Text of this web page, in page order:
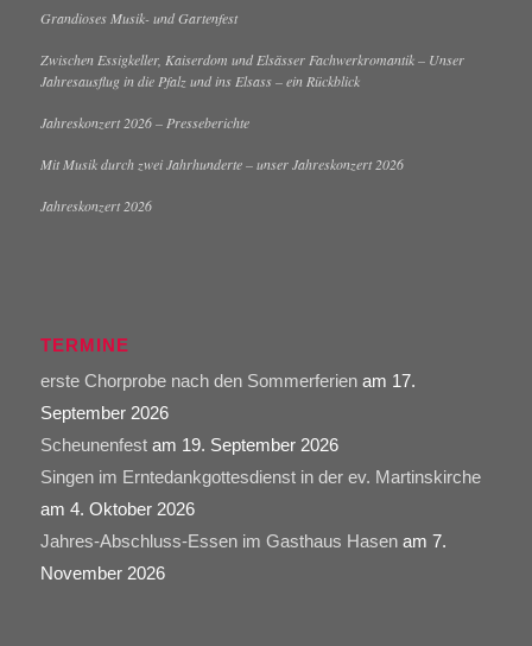
Grandioses Musik- und Gartenfest
Zwischen Essigkeller, Kaiserdom und Elsässer Fachwerkromantik – Unser
Jahresausflug in die Pfalz und ins Elsass – ein Rückblick
Jahreskonzert 2026 – Presseberichte
Mit Musik durch zwei Jahrhunderte – unser Jahreskonzert 2026
Jahreskonzert 2026
TERMINE
erste Chorprobe nach den Sommerferienam 17.
September 2026
Scheunenfestam 19. September 2026
Singen im Erntedankgottesdienst in der ev. Martinskirche
am 4. Oktober 2026
Jahres-Abschluss-Essen im Gasthaus Hasenam 7.
November 2026